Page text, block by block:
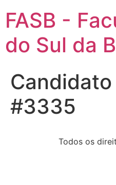
FASB -
do Sul da
#3335
Todos os